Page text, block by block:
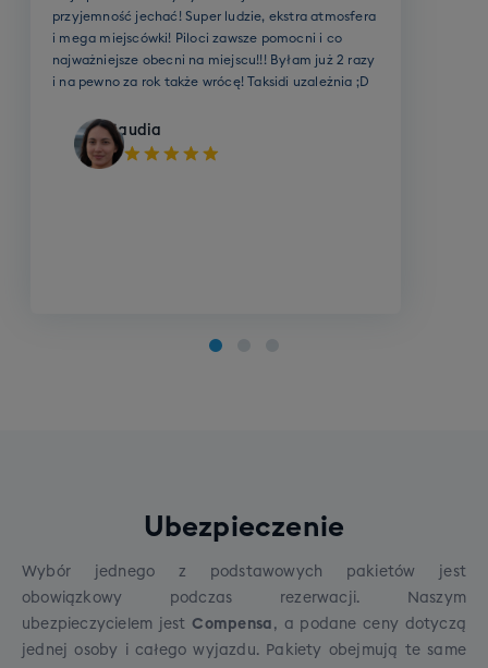
Poziom początkujący
Poziom zaawansowany
jechać! Super ludzie, ekstra atmosfera
Piloci zawsze pomocni i co
obecni na miejscu!!! Byłam już 2 razy
za rok także wrócę! Taksidi uzależnia ;D
Ubezpieczenie
Wybór jednego z podstawowych pakietów jest
obowiązkowy podczas rezerwacji. Naszym
ubezpieczycielem jestCompensa , a podane ceny dotyczą
jednej osoby i całego wyjazdu. Pakiety obejmują te same